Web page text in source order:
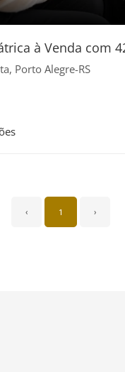
à Venda com
Porto Alegre-RS
‹ 1 ›